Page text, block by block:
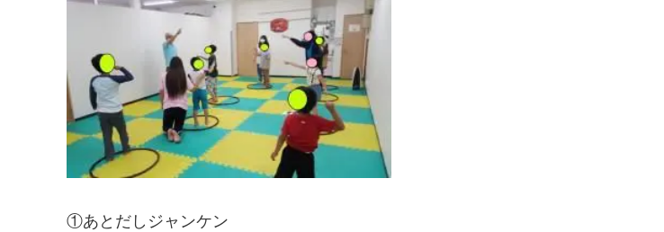
①あとだしジャンケン